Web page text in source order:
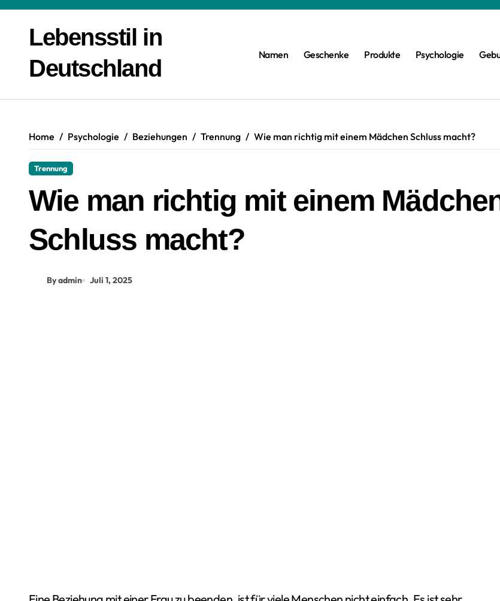
springenLebensstil in
Deutschland
Namen Geschenke Produkte Psychologie
Home Psychologie Beziehungen Trennung Wie man richtig mit einem Mädchen Schluss macht?
Trennung
Wie man richtig mit einem
Schluss macht?
By admin Juli 1, 2025